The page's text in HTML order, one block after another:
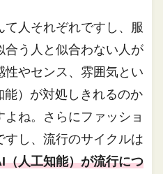
て人それぞれですし、服
合う人と似合わない人が
性やセンス、雰囲気とい
能）が対処しきれるのか
ね。さらにファッショ
すし、流行のサイクルは
（人工知能）が流行につ